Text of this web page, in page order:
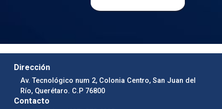
Dirección
Av. Tecnológico num 2, Colonia Centro, San Juan del
Río, Querétaro. C.P 76800
Contacto